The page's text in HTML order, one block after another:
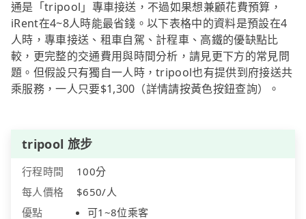
通是「tripool」專車接送，不過如果想兼顧花費預算，
iRent在4~8人時能最省錢。以下表格中的資料是預設在4
人時，專車接送、租車自駕、計程車、高鐵的優缺點比
較，更完整的交通費用與時間分析，請見更下方的常見問
題。但假設只有獨自一人時，tripool也有提供到府接送共
乘服務，一人只要$1,300（詳情請按黃色按鈕查詢）。
tripool 旅步
行程時間
100分
每人價格
$650/人
優點
可1~8位乘客